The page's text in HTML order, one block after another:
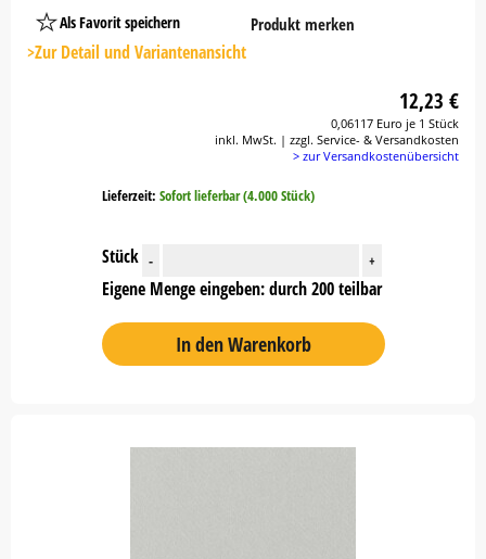
Als Favorit speichern
Platzhalter
Button
Produkt merken
>Zur Detail und Variantenansicht
12,23 €
0,06117 Euro je 1 Stück
inkl. MwSt. | zzgl. Service- & Versandkosten
> zur Versandkostenübersicht
Lieferzeit: Sofort lieferbar (4.000 Stück)
Stück - +
Eigene Menge eingeben: durch 200 teilbar
In den Warenkorb